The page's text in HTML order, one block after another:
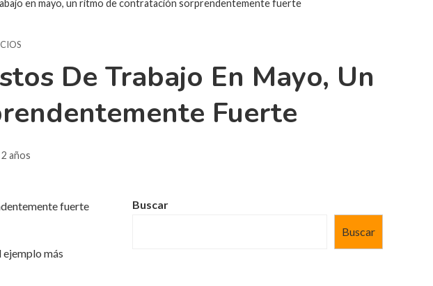
en mayo, un ritmo de contratación sorprendentemente fuerte
De Trabajo En Mayo, Un
Fuerte
años
ejemplo más
Buscar
Buscar